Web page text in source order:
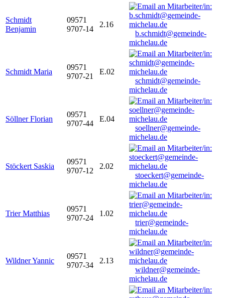
Schmidt
Benjamin
09571
9707-14
2.16
b.schmidt@gemeinde-
michelau.de
Schmidt Maria
09571
9707-21
E.02
schmidt@gemeinde-
michelau.de
Söllner Florian
09571
9707-44
E.04
soellner@gemeinde-
michelau.de
Stöckert Saskia
09571
9707-12
2.02
stoeckert@gemeinde-
michelau.de
Trier Matthias
09571
9707-24
1.02
trier@gemeinde-
michelau.de
Wildner Yannic
09571
9707-34
2.13
wildner@gemeinde-
michelau.de